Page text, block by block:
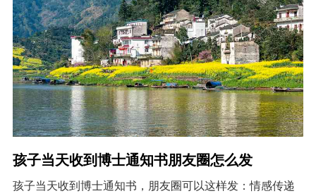
孩子当天收到博士通知书朋友圈怎么发
孩子当天收到博士通知书，朋友圈可以这样发：情感传递